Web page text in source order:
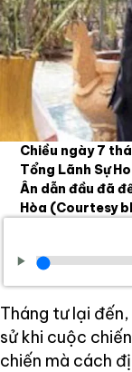
Chiều ngày 7
Tổng Lãnh Sự
Ân dẫn đầu đã
Hòa (Courtesy
Tháng tư lại
sử khi cuộc
chiến mà cách